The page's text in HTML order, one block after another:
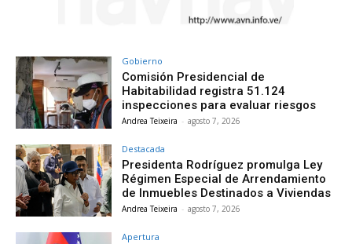
Gobierno
Comisión Presidencial de
Habitabilidad registra 51.124
inspecciones para evaluar riesgos
Andrea Teixeira - agosto 7, 2026
Destacada
Presidenta Rodríguez promulga Ley
Régimen Especial de Arrendamiento
de Inmuebles Destinados a Viviendas
Andrea Teixeira - agosto 7, 2026
Apertura